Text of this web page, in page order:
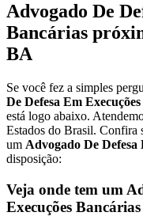
Advogado De
Bancárias
BA
Se você fez a simples
De Defesa Em
está logo abaixo.
Estados do Brasil. Confira
um Advogado De Defesa
disposição:
Veja onde tem um
Execuções Bancárias